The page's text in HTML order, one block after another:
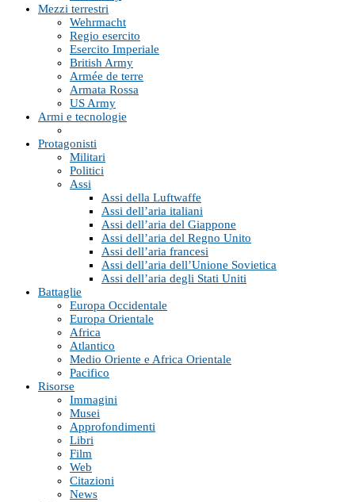
Mezzi terrestri
Wehrmacht
Regio esercito
Esercito Imperiale
British Army
Armée de terre
Armata Rossa
US Army
Armi e tecnologie
Protagonisti
Militari
Politici
Assi
Assi della Luftwaffe
Assi dell’aria italiani
Assi dell’aria del Giappone
Assi dell’aria del Regno Unito
Assi dell’aria francesi
Assi dell’aria dell’Unione Sovietica
Assi dell’aria degli Stati Uniti
Battaglie
Europa Occidentale
Europa Orientale
Africa
Atlantico
Medio Oriente e Africa Orientale
Pacifico
Risorse
Immagini
Musei
Approfondimenti
Libri
Film
Web
Citazioni
News